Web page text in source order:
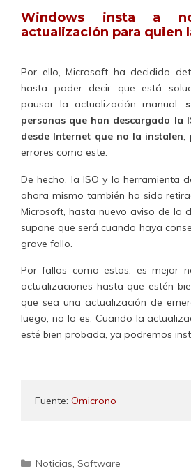
Windows insta a
actualización para quien
Por ello, Microsoft ha decidido
hasta poder decir que está
pausar la actualización manual,
personas que han descargado la
desde Internet que no la instalen,
errores como este.
De hecho, la ISO y la herramienta
ahora mismo también ha sido
Microsoft, hasta nuevo aviso de la
supone que será cuando haya
grave fallo.
Por fallos como estos, es mejor
actualizaciones hasta que estén
que sea una actualización de
luego, no lo es. Cuando la
esté bien probada, ya podremos
Fuente: Omicrono
Categorías
Noticias,Software